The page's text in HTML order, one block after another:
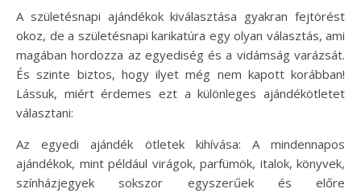
A születésnapi ajándékok kiválasztása gyakran fejtörést
okoz, de a születésnapi karikatúra egy olyan választás, ami
magában hordozza az egyediség és a vidámság varázsát.
És szinte biztos, hogy ilyet még nem kapott korábban!
Lássuk, miért érdemes ezt a különleges ajándékötletet
választani:
Az egyedi ajándék ötletek kihívása: A mindennapos
ajándékok, mint például virágok, parfümök, italok, könyvek,
színházjegyek sokszor egyszerűek és előre